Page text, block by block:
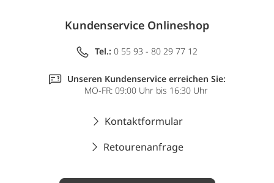
Kundenservice Onlineshop
Tel.: 0 55 93 - 80 29 77 12
Unseren Kundenservice erreichen Sie:
MO-FR: 09:00 Uhr bis 16:30 Uhr
Kontaktformular
Retourenanfrage